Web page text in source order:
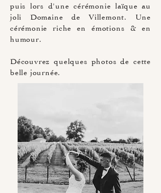
puis lors d'une cérémonie laïque au
joli Domaine de Villemont. Une
cérémonie riche en émotions & en
humour.
Découvrez quelques photos de cette
belle journée.